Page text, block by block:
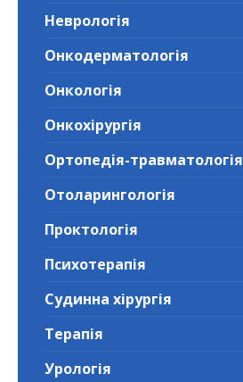
Неврологія
Онкодерматологія
Онкологія
Онкохірургія
Ортопедія-травматологія
Отоларингологія
Проктологія
Психотерапія
Судинна хірургія
Терапія
Урологія